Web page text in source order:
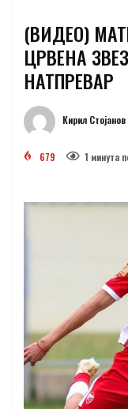
(ВИДЕО)
ЦРВЕНА
НАТПРЕВАР
Кирил Стојанов
679 1 минутa